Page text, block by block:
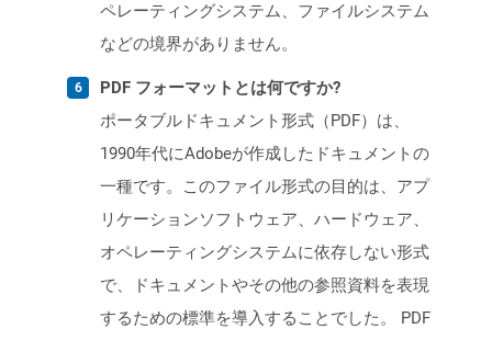
ペレーティングシステム、ファイルシステム
などの境界がありません。
PDF フォーマットとは何ですか?
ポータブルドキュメント形式（PDF）は、
1990年代にAdobeが作成したドキュメントの
一種です。このファイル形式の目的は、アプ
リケーションソフトウェア、ハードウェア、
オペレーティングシステムに依存しない形式
で、ドキュメントやその他の参照資料を表現
するための標準を導入することでした。 PDF